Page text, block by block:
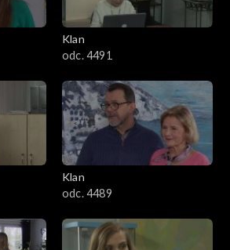
Klan
odc. 4491
Klan
odc. 4489